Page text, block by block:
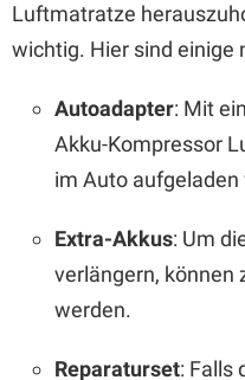
Luftmatratze
wichtig. Hier sind einige
Autoadapter: Mit
Akku-Kompressor
im Auto aufgeladen
Extra-Akkus: Um
verlängern, können
werden.
Reparaturset: Falls